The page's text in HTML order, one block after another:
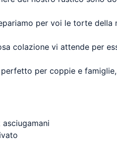
per voi le torte
colazione vi attende per
perfetto per coppie e